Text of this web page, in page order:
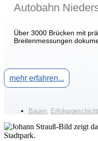
Autobahn
Über 3000 Brücken mit
Breitenmessungen
mehr erfahren...
Bauen